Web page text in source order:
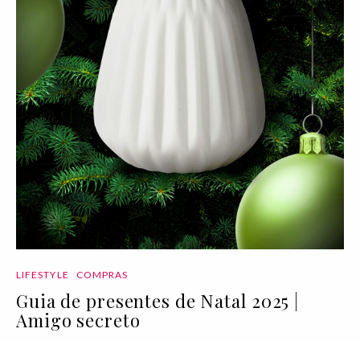
LIFESTYLE COMPRAS
Guia de presentes de Natal 2025 |
Amigo secreto